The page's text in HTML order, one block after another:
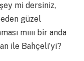
mi dersiniz,
güzel
mıııı bir anda
ile Bahçeli’yi?